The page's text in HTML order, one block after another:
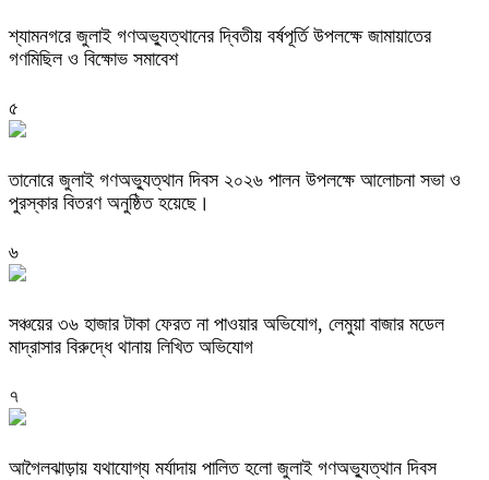
শ্যামনগরে জুলাই গণঅভ্যুত্থানের দ্বিতীয় বর্ষপূর্তি উপলক্ষে জামায়াতের
গণমিছিল ও বিক্ষোভ সমাবেশ
৫
তানোরে জুলাই গণঅভ্যুত্থান দিবস ২০২৬ পালন উপলক্ষে আলোচনা সভা ও
পুরস্কার বিতরণ অনুষ্ঠিত হয়েছে।
৬
সঞ্চয়ের ৩৬ হাজার টাকা ফেরত না পাওয়ার অভিযোগ, লেমুয়া বাজার মডেল
মাদ্রাসার বিরুদ্ধে থানায় লিখিত অভিযোগ
৭
আগৈলঝাড়ায় যথাযোগ্য মর্যাদায় পালিত হলো জুলাই গণঅভ্যুত্থান দিবস